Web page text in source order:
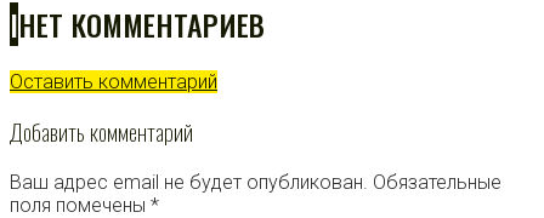
IНЕТ КОММЕНТАРИЕВ
Оставить комментарий
Добавить комментарий
Ваш адрес email не будет опубликован. Обязательные
поля помечены *